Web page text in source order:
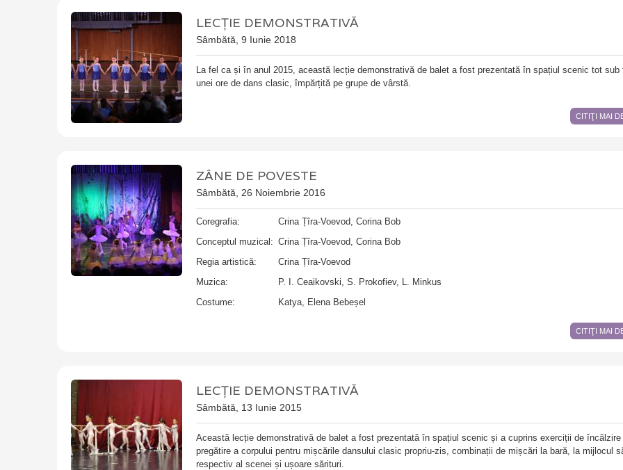
LECȚIE DEMONSTRATIVĂ
Sâmbătă, 9 Iunie 2018
La fel ca și în anul 2015, această lecție demonstrativă de balet a fost prezentată în spațiul scenic tot sub
unei ore de dans clasic, împărțită pe grupe de vârstă.
CITIŢI MAI
ZÂNE DE POVESTE
Sâmbătă, 26 Noiembrie 2016
Coregrafia:
Crina Țîra-Voevod, Corina Bob
Conceptul muzical: Crina Țîra-Voevod, Corina Bob
Regia artistică:
Crina Țîra-Voevod
Muzica:
P. I. Ceaikovski, S. Prokofiev, L. Minkus
Costume:
Katya, Elena Bebeșel
CITIŢI MAI
LECȚIE DEMONSTRATIVĂ
Sâmbătă, 13 Iunie 2015
Această lecție demonstrativă de balet a fost prezentată în spațiul scenic și a cuprins exerciții de încălzire
pregătire a corpului pentru mișcările dansului clasic propriu-zis, combinații de mișcări la bară, la mijlocul
respectiv al scenei și ușoare sărituri.